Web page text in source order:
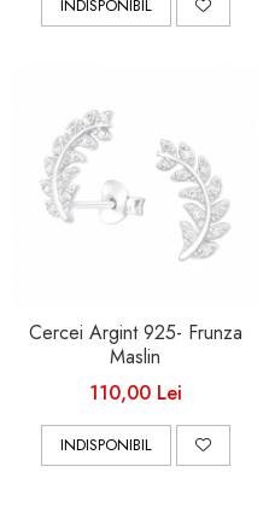
INDISPONIBIL
Cercei Argint 925- Frunza
Maslin
110,00 Lei
INDISPONIBIL